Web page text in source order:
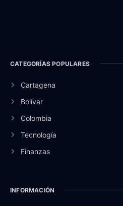
CATEGORÍAS POPULARES
Cartagena
Bolívar
Colombia
Tecnología
Finanzas
INFORMACIÓN